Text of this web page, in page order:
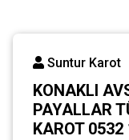
KESME
Suntur Karot
KONAKLI
PAYALLAR
KAROT